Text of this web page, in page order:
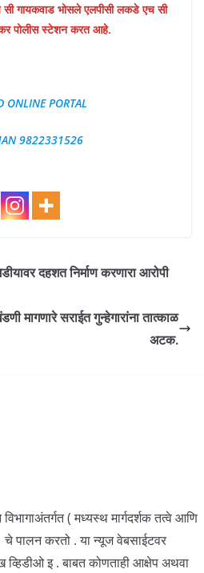
गायकवाड भोसले एलपीसी लकडे एच सी
पोलीस स्टेशन करत आहे.
ONLINE PORTAL
9822331526
दहशत निर्माण करणारा आरोपी
मागणारे सराईत गुन्हेगारांना तात्काळ
अटक.
( मध्यस्थ मार्गदर्शक तत्वे आणि
पालन करतो . या न्यूज वेबसाईटवर
इ . बाबत कोणताही आक्षेप अथवा